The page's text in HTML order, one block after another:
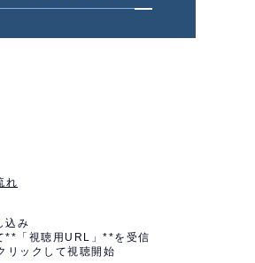
れ
込み
**「視聴用URL」**を受信
リックして視聴開始